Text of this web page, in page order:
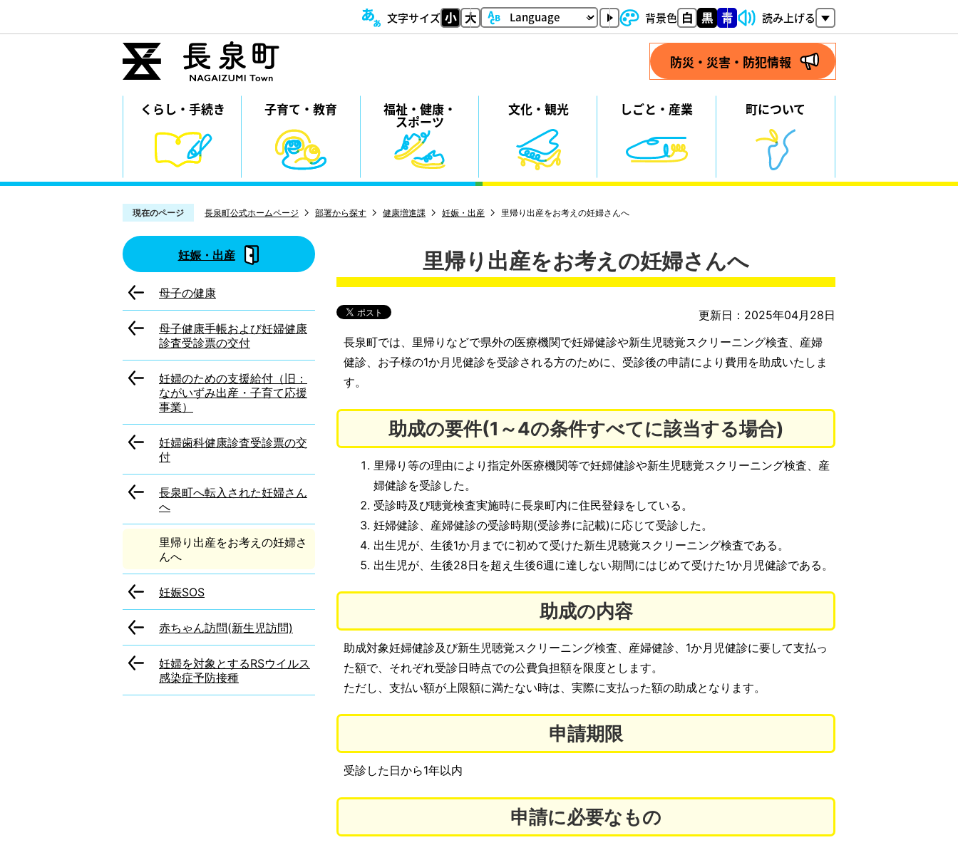
文字サイズ 背景色 読み上げる
防災・災害・防犯情報
くらし・ ⼿続き 子育て・教育 福祉・ 健康・
スポーツ
⽂化・ 観光 しごと・産業 町について
現在のページ 長泉町公式ホームページ 部署から探す 健康増進課 妊娠・出産 里帰り出産をお考えの妊婦さんへ
妊娠・出産
母子の健康
母子健康手帳および妊婦健康
診査受診票の交付
妊婦のための支援給付（旧：
ながいずみ出産・子育て応援
事業）
妊婦歯科健康診査受診票の交
付
長泉町へ転入された妊婦さん
へ
里帰り出産をお考えの妊婦さ
んへ
妊娠SOS
赤ちゃん訪問(新生児訪問)
妊婦を対象とするRSウイルス
感染症予防接種
里帰り出産をお考えの妊婦さんへ
更新日：2025年04月28日
長泉町では、里帰りなどで県外の医療機関で妊婦健診や新生児聴覚スクリーニング検査、産婦
健診、お子様の1か月児健診を受診される方のために、受診後の申請により費用を助成いたしま
す。
助成の要件(1～4の条件すべてに該当する場合)
里帰り等の理由により指定外医療機関等で妊婦健診や新生児聴覚スクリーニング検査、産
婦健診を受診した。
受診時及び聴覚検査実施時に長泉町内に住民登録をしている。
妊婦健診、産婦健診の受診時期(受診券に記載)に応じて受診した。
出生児が、生後1か月までに初めて受けた新生児聴覚スクリーニング検査である。
出生児が、生後28日を超え生後6週に達しない期間にはじめて受けた1か月児健診である。
助成の内容
助成対象妊婦健診及び新生児聴覚スクリーニング検査、産婦健診、1か月児健診に要して支払っ
た額で、それぞれ受診日時点での公費負担額を限度とします。
ただし、支払い額が上限額に満たない時は、実際に支払った額の助成となります。
申請期限
受診した日から1年以内
申請に必要なもの